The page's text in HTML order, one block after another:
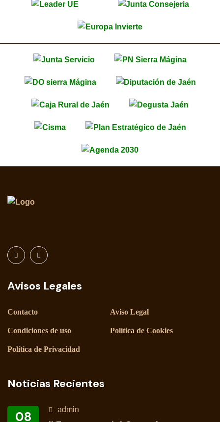
Avisos Legales
Contacto Aviso Legal
Condiciones de uso Política de Cookies
Política de Privacidad
Noticias Recientes
08 admin